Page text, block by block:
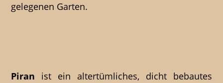
gelegenen Garten.
Piran ist ein altertümliches, dicht bebautes